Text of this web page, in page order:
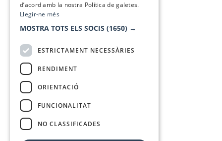
d’acord amb la nostra Política de galetes.
Llegir-ne més
MOSTRA TOTS ELS SOCIS (1650) →
ESTRICTAMENT NECESSÀRIES
RENDIMENT
ORIENTACIÓ
FUNCIONALITAT
NO CLASSIFICADES